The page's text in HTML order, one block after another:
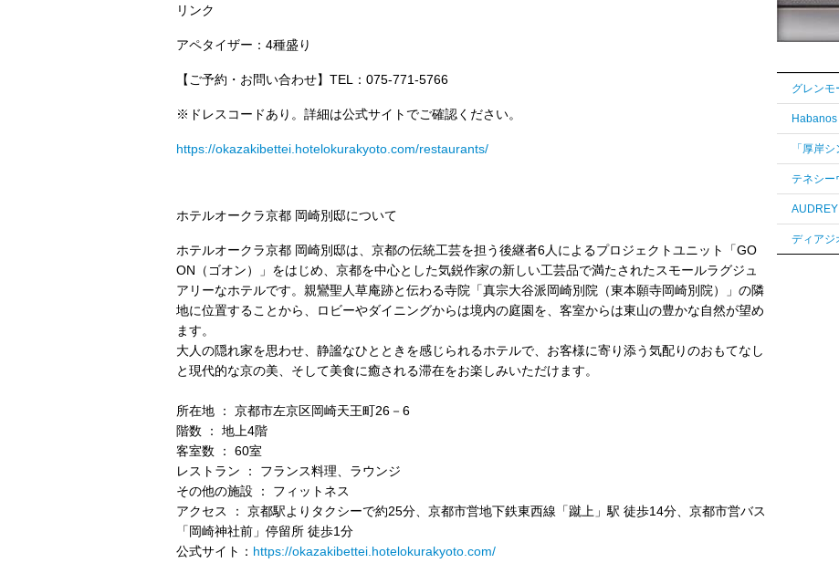
リンク
アペタイザー：4種盛り
【ご予約・お問い合わせ】TEL：075-771-5766
※ドレスコードあり。詳細は公式サイトでご確認ください。
https://okazakibettei.hotelokurakyoto.com/restaurants/
ホテルオークラ京都 岡崎別邸について
ホテルオークラ京都 岡崎別邸は、京都の伝統⼯芸を担う後継者6⼈によるプロジェクトユニット「GO
ON（ゴオン）」をはじめ、京都を中⼼とした気鋭作家の新しい⼯芸品で満たされたスモールラグジュ
アリーなホテルです。親鸞聖⼈草庵跡と伝わる寺院「真宗⼤⾕派岡崎別院（東本願寺岡崎別院）」の隣
地に位置することから、ロビーやダイニングからは境内の庭園を、客室からは東⼭の豊かな⾃然が望め
ます。
⼤⼈の隠れ家を思わせ、静謐なひとときを感じられるホテルで、お客様に寄り添う気配りのおもてなし
と現代的な京の美、そして美⾷に癒される滞在をお楽しみいただけます。
所在地 ： 京都市左京区岡崎天王町26－6
階数 ： 地上4階
客室数 ： 60室
レストラン ： フランス料理、ラウンジ
その他の施設 ： フィットネス
アクセス ： 京都駅よりタクシーで約25分、京都市営地下鉄東⻄線「蹴上」駅 徒歩14分、京都市営バス
「岡崎神社前」停留所 徒歩1分
公式サイト： https://okazakibettei.hotelokurakyoto.com/